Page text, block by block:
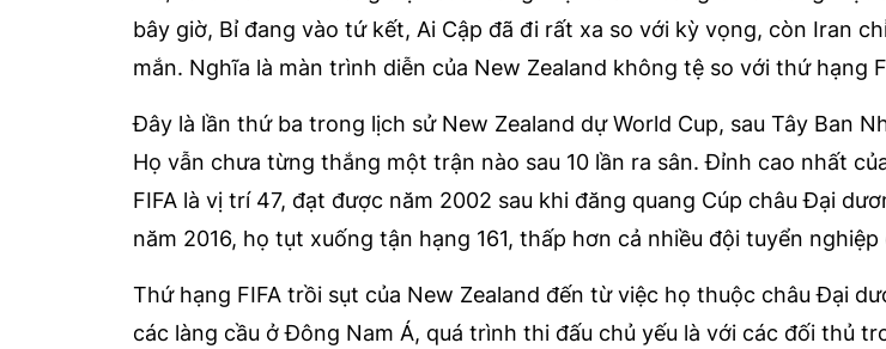
bây giờ, Bỉ đang vào tứ kết, Ai Cập đã đi rất xa so với kỳ vọng, còn Iran
mắn. Nghĩa là màn trình diễn của New Zealand không tệ so với thứ hạng
Đây là lần thứ ba trong lịch sử New Zealand dự World Cup, sau Tây Ban
Họ vẫn chưa từng thắng một trận nào sau 10 lần ra sân. Đỉnh cao nhất
FIFA là vị trí 47, đạt được năm 2002 sau khi đăng quang Cúp châu Đại
năm 2016, họ tụt xuống tận hạng 161, thấp hơn cả nhiều đội tuyển nghiệp
Thứ hạng FIFA trồi sụt của New Zealand đến từ việc họ thuộc châu Đại
các làng cầu ở Đông Nam Á, quá trình thi đấu chủ yếu là với các đối thủ